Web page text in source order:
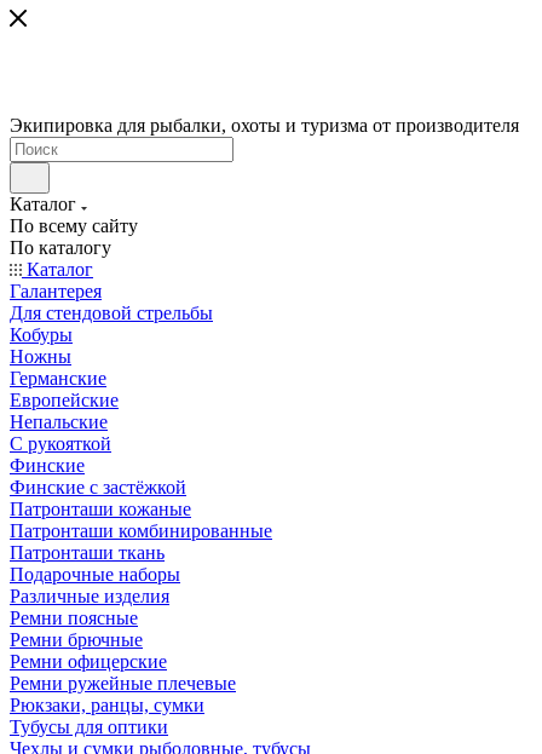
Экипировка для рыбалки, охоты и туризма от производителя
Каталог
По всему сайту
По каталогу
Каталог
Галантерея
Для стендовой стрельбы
Кобуры
Ножны
Германские
Европейские
Непальские
С рукояткой
Финские
Финские с застёжкой
Патронташи кожаные
Патронташи комбинированные
Патронташи ткань
Подарочные наборы
Различные изделия
Ремни поясные
Ремни брючные
Ремни офицерские
Ремни ружейные плечевые
Рюкзаки, ранцы, сумки
Тубусы для оптики
Чехлы и сумки рыболовные, тубусы